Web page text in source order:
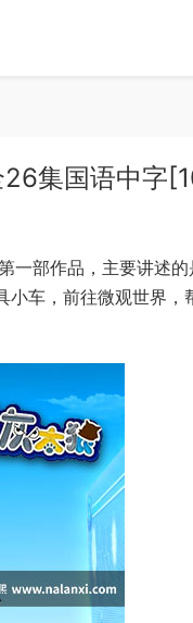
26集国语中字
一部作品，主要讲述
小车，前往微观世界，